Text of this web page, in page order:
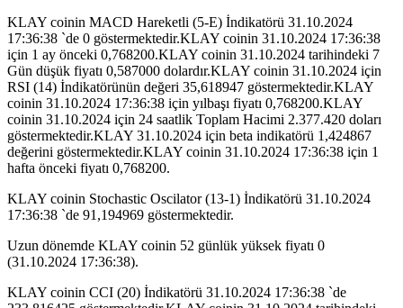
KLAY coinin MACD Hareketli (5-E) İndikatörü 31.10.2024
17:36:38 `de 0 göstermektedir.KLAY coinin 31.10.2024 17:36:38
için 1 ay önceki 0,768200.KLAY coinin 31.10.2024 tarihindeki 7
Gün düşük fiyatı 0,587000 dolardır.KLAY coinin 31.10.2024 için
RSI (14) İndikatörünün değeri 35,618947 göstermektedir.KLAY
coinin 31.10.2024 17:36:38 için yılbaşı fiyatı 0,768200.KLAY
coinin 31.10.2024 için 24 saatlik Toplam Hacimi 2.377.420 doları
göstermektedir.KLAY 31.10.2024 için beta indikatörü 1,424867
değerini göstermektedir.KLAY coinin 31.10.2024 17:36:38 için 1
hafta önceki fiyatı 0,768200.
KLAY coinin Stochastic Oscilator (13-1) İndikatörü 31.10.2024
17:36:38 `de 91,194969 göstermektedir.
Uzun dönemde KLAY coinin 52 günlük yüksek fiyatı 0
(31.10.2024 17:36:38).
KLAY coinin CCI (20) İndikatörü 31.10.2024 17:36:38 `de